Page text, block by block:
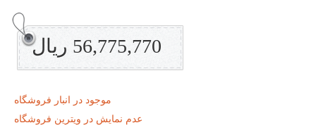
56,775,770 ریال
موجود در انبار فروشگاه
عدم نمایش در ویترین فروشگاه